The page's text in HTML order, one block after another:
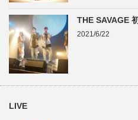
THE SAVAGE
2021/6/22
LIVE